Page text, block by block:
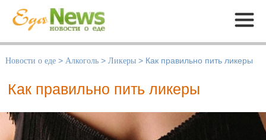
Меню
Новости о еде > Алкоголь > Ликеры > Как правильно пить ликеры
Как правильно пить ликеры